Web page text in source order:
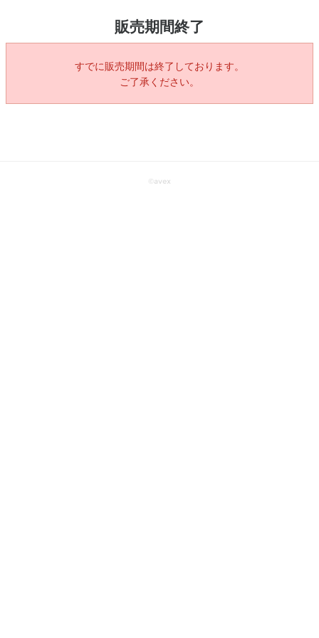
販売期間終了
すでに販売期間は終了しております。
ご了承ください。
© avex